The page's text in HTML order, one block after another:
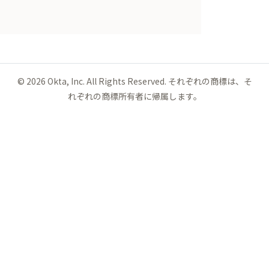
© 2026 Okta, Inc. All Rights Reserved. それぞれの商標は、そ
れぞれの商標所有者に帰属します。